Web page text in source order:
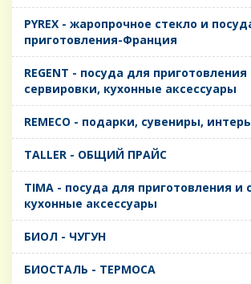
PYREX - жаропрочное стекло и
приготовления-Франция
REGENT - посуда для приготовления
сервировки, кухонные аксессуары
REMECO - подарки, сувениры,
TALLER - ОБЩИЙ ПРАЙС
TIMA - посуда для приготовления и
кухонные аксессуары
БИОЛ - ЧУГУН
БИОСТАЛЬ - ТЕРМОСА